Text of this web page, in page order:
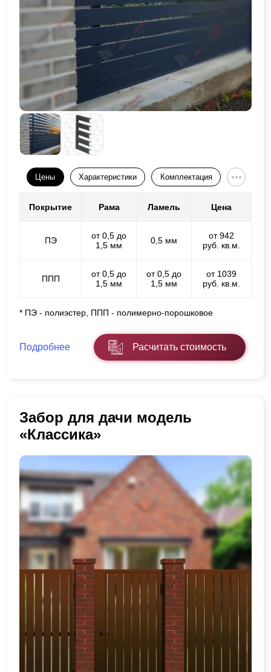
Цены Характеристики Комплектация
Покрытие Рама Ламель Цена
ПЭ
от 0,5 до
1,5 мм
0,5 мм
от 942
руб. кв.м.
ППП
от 0,5 до
1,5 мм
от 0,5 до
1,5 мм
от 1039
руб. кв.м.
* ПЭ - полиэстер, ППП - полимерно-порошковое
Подробнее Расчитать стоимость
Забор для дачи модель
«Классика»